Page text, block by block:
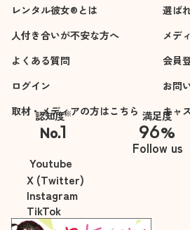
レンタル彼女®とは
選ば
人付き合いが不安な方へ
メデ
よくある質問
会員
ログイン
お問
取材・メディアの方はこちら
キャ
認知度※
No.1
※自社調べ
満足度
96%
Follow us
Youtube
X (Twitter)
Instagram
TikTok